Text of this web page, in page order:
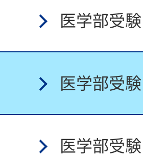
医学部受験
医学部受験
医学部受験